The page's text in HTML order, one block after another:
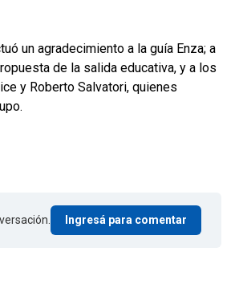
un agradecimiento a la guía Enza; a
de la salida educativa, y a los
y Roberto Salvatori, quienes
Ingresá para comentar